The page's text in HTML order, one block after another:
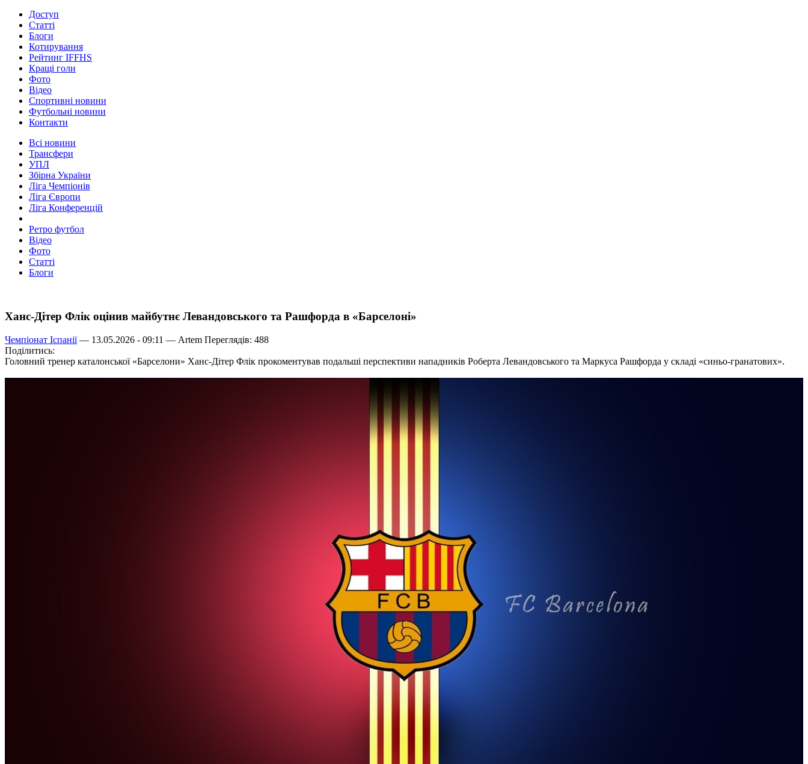
Доступ
Статті
Блоги
Котирування
Рейтинг IFFHS
Кращі голи
Фото
Відео
Спортивні новини
Футбольні новини
Контакти
Всі новини
Трансфери
УПЛ
Збірна України
Ліга Чемпіонів
Ліга Європи
Ліга Конференцій
Ретро футбол
Відео
Фото
Статті
Блоги
Ханс-Дітер Флік оцінив майбутнє Левандовського та Рашфорда в «Барселоні»
Чемпіонат Іспанії— 13.05.2026 - 09:11 — Artem Переглядів: 488
Поділитись:
Головний тренер каталонської «Барселони» Ханс-Дітер Флік прокоментував подальші перспективи нападників Роберта Левандовського та Маркуса Рашфорда у складі «синьо-гранатових».